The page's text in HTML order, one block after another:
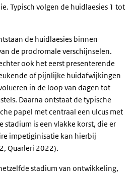
Typisch volgen de huidlaesies 1 tot
de huidlaesies binnen
de prodromale verschijnselen.
ook het eerst presenterende
of pijnlijke huidafwijkingen
in de loop van dagen tot
Daarna ontstaat de typische
papel met centraal een ulcus met
stadium is een vlakke korst, die er
impetiginisatie kan hierbij
Quarleri 2022).
stadium van ontwikkeling,